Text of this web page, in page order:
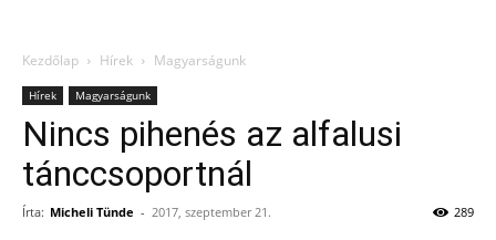
Kezdőlap Hírek Magyarságunk
Hírek Magyarságunk
Nincs pihenés az alfalusi
tánccsoportnál
Írta: Micheli Tünde - 2017, szeptember 21. 289